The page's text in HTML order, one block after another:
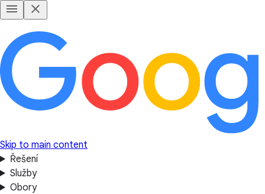
Skip to main content
Řešení
Služby
Obory